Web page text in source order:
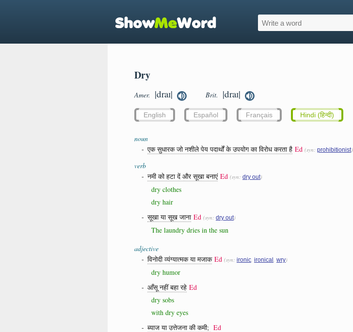
Dry
Amer. |draɪ| Brit. |draɪ|
English Español Français Hindi (हिन्दी)
noun
- एक सुधारक जो नशीले पेय पदार्थों के उपयोग का विरोध करता है Ed (syn: prohibitionist)
verb
- नमी को हटा दें और सूखा बनाएं Ed (syn: dry out)
dry clothes
dry hair
- सूखा या सूख जाना Ed (syn: dry out)
The laundry dries in the sun
adjective
- विनोदी व्यंग्यात्मक या मजाक Ed (syn: ironic, ironical , wry)
dry humor
- आँसू नहीं बहा रहे Ed
dry sobs
with dry eyes
- ब्याज या उत्तेजना की कमी; Ed